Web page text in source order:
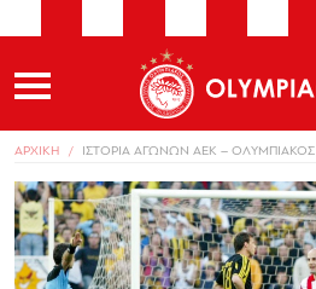
ΑΡΧΙΚΗ ΙΣΤΟΡΙΑ ΑΓΩΝΩΝ ΑΕΚ – OΛΥΜΠΙΑΚΟΣ